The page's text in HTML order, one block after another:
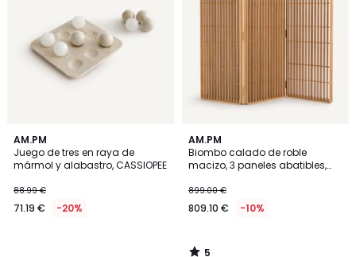
AM.PM
Juego de tres en raya de
mármol y alabastro, CASSIOPEE
88.99 €
71.19 € -20%
AM.PM
Biombo calado de roble
macizo, 3 paneles abatibles,
899.00 €
809.10 € -10%
5
/
5
5